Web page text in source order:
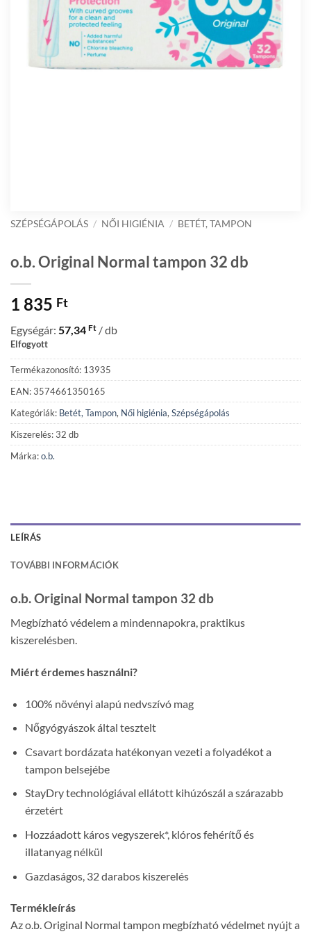
SZÉPSÉGÁPOLÁS / NŐI HIGIÉNIA / BETÉT, TAMPON
o.b. Original Normal tampon 32 db
1 835 Ft
Egységár: 57,34 Ft / db
Elfogyott
Termékazonosító: 13935
EAN: 3574661350165
Kategóriák: Betét, Tampon, Női higiénia, Szépségápolás
Kiszerelés: 32 db
Márka:o.b.
LEÍRÁS
TOVÁBBI INFORMÁCIÓK
o.b. Original Normal tampon 32 db
Megbízható védelem a mindennapokra, praktikus
kiszerelésben.
Miért érdemes használni?
100% növényi alapú nedvszívó mag
Nőgyógyászok által tesztelt
Csavart bordázata hatékonyan vezeti a folyadékot a
tampon belsejébe
StayDry technológiával ellátott kihúzószál a szárazabb
érzetért
Hozzáadott káros vegyszerek*, klóros fehérítő és
illatanyag nélkül
Gazdaságos, 32 darabos kiszerelés
Termékleírás
Az o.b. Original Normal tampon megbízható védelmet nyújt a